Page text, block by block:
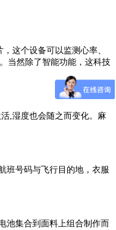
这个设备可以监测心率、
当然除了智能功能，这科技
,湿度也会随之而变化。麻
班号码与飞行目的地，衣服
池集合到面料上组合制作而